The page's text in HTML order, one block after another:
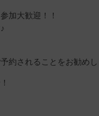
加大歓迎！！
約されることをお勧め